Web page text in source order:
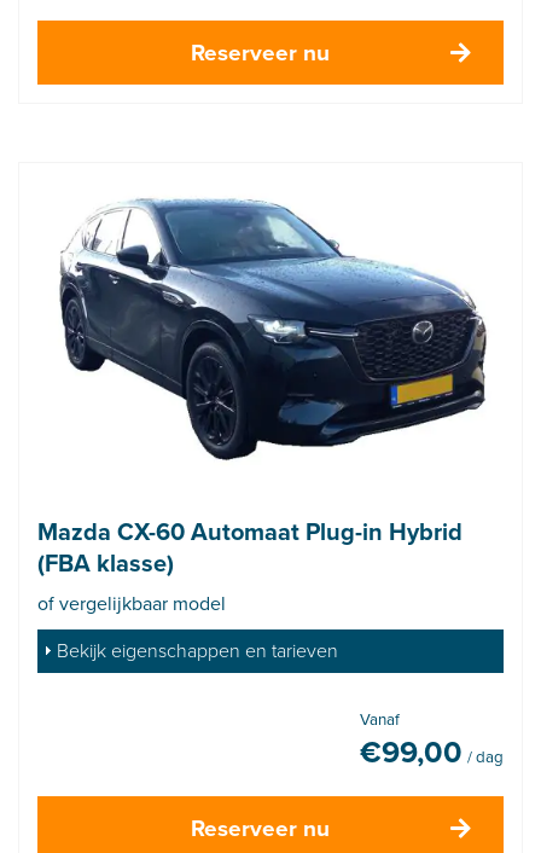
Reserveer nu
Mazda CX-60 Automaat Plug-in Hybrid
(FBA klasse)
of vergelijkbaar model
Bekijk eigenschappen en tarieven
Vanaf
€99,00 / dag
Reserveer nu